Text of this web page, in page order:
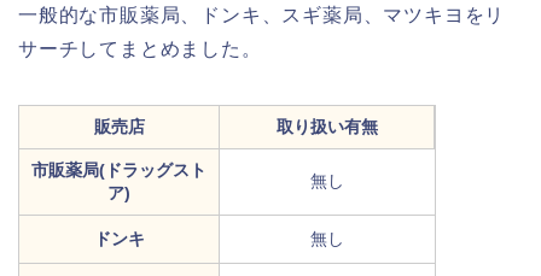
一般的な市販薬局、ドンキ、スギ薬局、マツキヨをリ
サーチしてまとめました。
販売店 取り扱い有無
市販薬局(ドラッグスト
ア)
無し
ドンキ 無し